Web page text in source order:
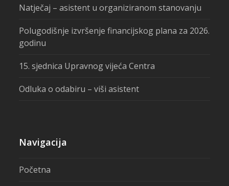
Natječaj – asistent u organiziranom stanovanju
Polugodišnje izvršenje financijskog plana za 2026.
godinu
15. sjednica Upravnog vijeća Centra
Odluka o odabiru – viši asistent
Navigacija
Početna